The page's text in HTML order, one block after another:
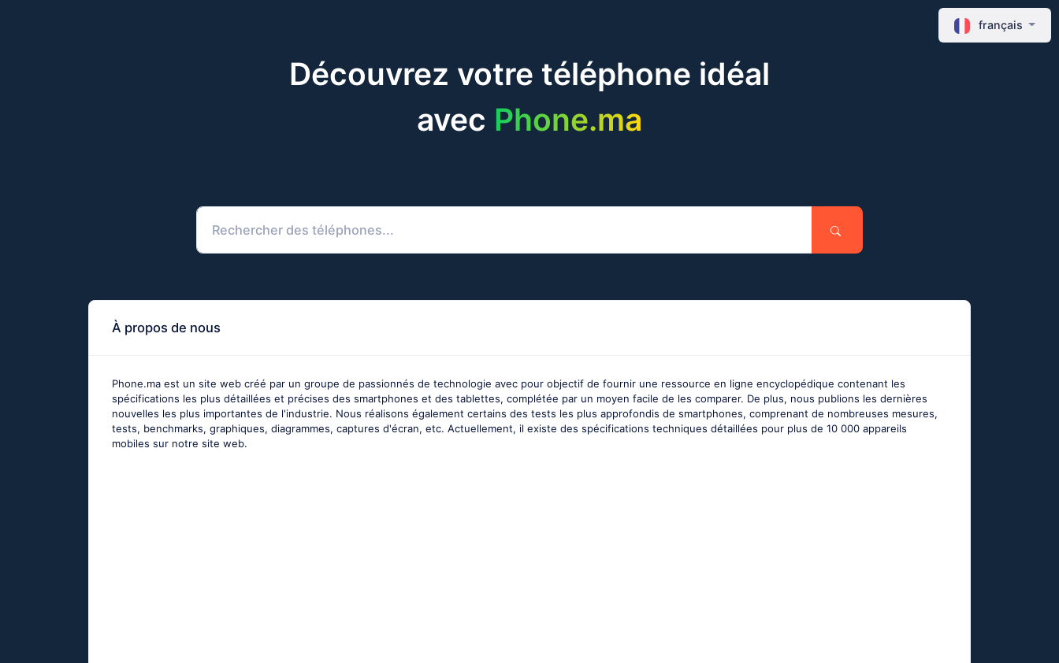
Découvrez votre téléphone idéal
avec Phone.ma
français
À propos de nous
Phone.ma est un site web créé par un groupe de passionnés de technologie avec pour objectif de fournir une ressource en ligne encyclopédique contenant les
spécifications les plus détaillées et précises des smartphones et des tablettes, complétée par un moyen facile de les comparer. De plus, nous publions les dernières
nouvelles les plus importantes de l'industrie. Nous réalisons également certains des tests les plus approfondis de smartphones, comprenant de nombreuses mesures,
tests, benchmarks, graphiques, diagrammes, captures d'écran, etc. Actuellement, il existe des spécifications techniques détaillées pour plus de 10 000 appareils
mobiles sur notre site web.